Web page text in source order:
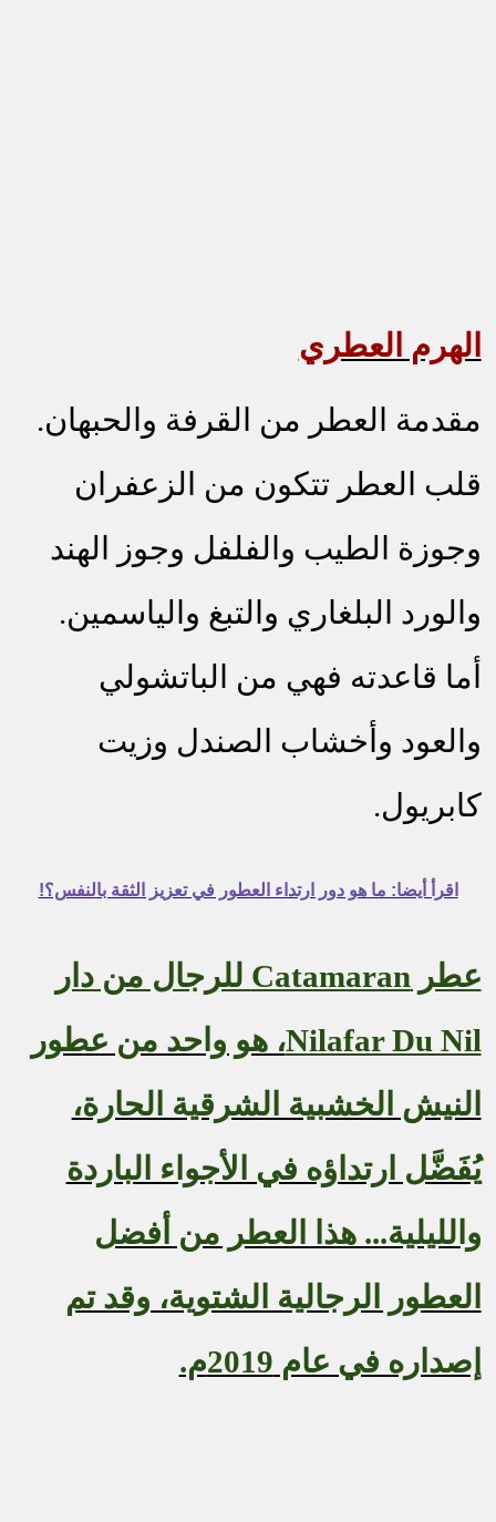
الهرم العطري
مقدمة العطر من القرفة والحبهان.
قلب العطر تتكون من الزعفران
وجوزة الطيب والفلفل وجوز الهند
والورد البلغاري والتبغ والياسمين.
أما قاعدته فهي من الباتشولي
والعود وأخشاب الصندل وزيت
كابريول.
اقرأ أيضا: ما هو دور ارتداء العطور في تعزيز الثقة بالنفس؟!
عطر Catamaran للرجال من دار
Nilafar Du Nil، هو واحد من عطور
النيش الخشبية الشرقية الحارة،
يُفَضَّل ارتداؤه في الأجواء الباردة
والليلية... هذا العطر من أفضل
العطور الرجالية الشتوية، وقد تم
إصداره في عام 2019م.